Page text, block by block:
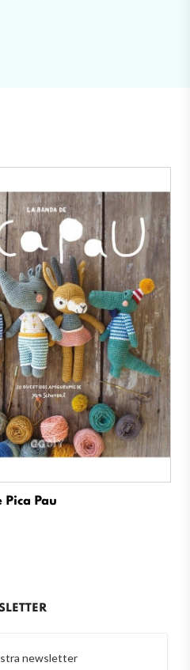
Pica Pau
newsletter